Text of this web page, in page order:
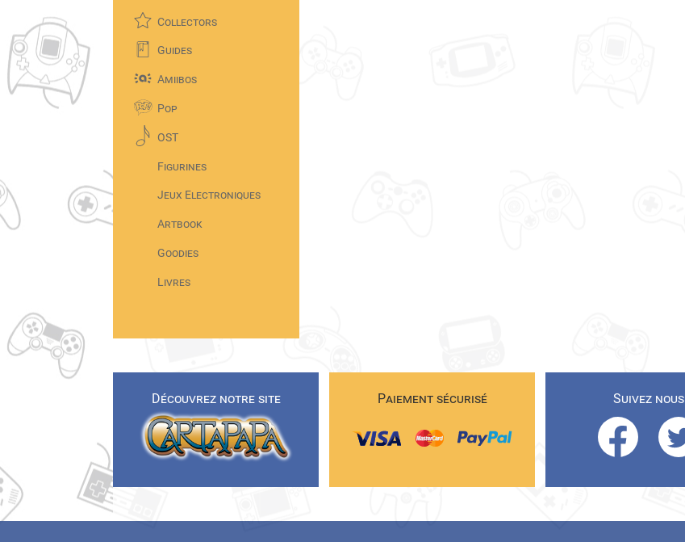
Collectors
Guides
Amiibos
Pop
OST
Figurines
Jeux Electroniques
Artbook
Goodies
Livres
Découvrez notre site Paiement sécurisé Suivez nous